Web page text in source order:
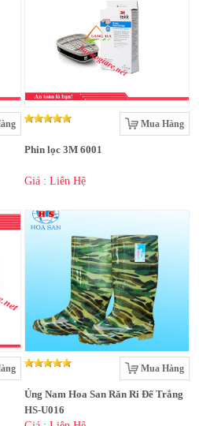
Mua Hàng
Phin lọc 3M 6001
Giá : Liên Hệ
Mua Hàng
Ủng Nam Hoa San Răn Ri Đế Trắng
HS-U016